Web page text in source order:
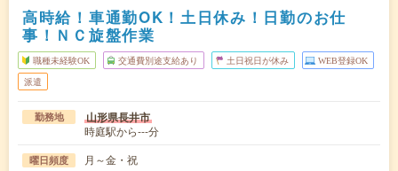
高時給！車通勤OK！土日休み！日勤のお仕
事！ＮＣ旋盤作業
職種未経験OK 交通費別途支給あり 土日祝日が休み WEB登録OK
派遣
勤務地 山形県長井市
時庭駅から---分
曜日頻度 月～金・祝